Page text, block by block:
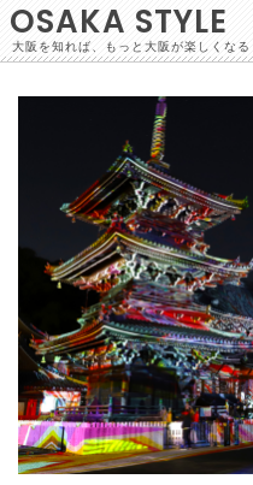
OSAKA STYLE
大阪を知れば、もっと大阪が楽しくなる